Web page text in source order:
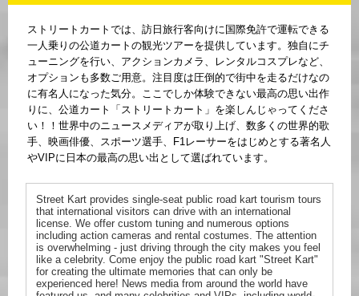
ストリートカートでは、訪日旅行客向けに国際免許で運転できる
一人乗りの公道カートの観光ツアーを提供しています。独自にチ
ューニングを行い、アクションカメラ、レンタルコスプレなど、
オプションも多数ご用意。注目度は圧倒的で街中を走るだけなの
に有名人になった気分。ここでしか体験できない最高の思い出作
りに、公道カート「ストリートカート」を楽しんじゃってくださ
い！！世界中のニュースメディアが取り上げ、数多くの世界的歌
手、映画俳優、スポーツ選手、F1レーサーをはじめとする著名人
やVIPに日本の最高の思い出として選ばれています。
Street Kart provides single-seat public road kart tourism tours
that international visitors can drive with an international
license. We offer custom tuning and numerous options
including action cameras and rental costumes. The attention
is overwhelming - just driving through the city makes you feel
like a celebrity. Come enjoy the public road kart "Street Kart"
for creating the ultimate memories that can only be
experienced here! News media from around the world have